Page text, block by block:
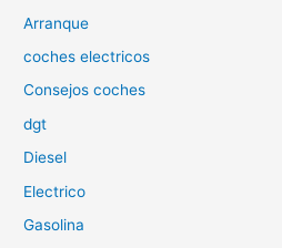
p
o
Arranque
coches electricos
Consejos coches
dgt
Diesel
Electrico
Gasolina